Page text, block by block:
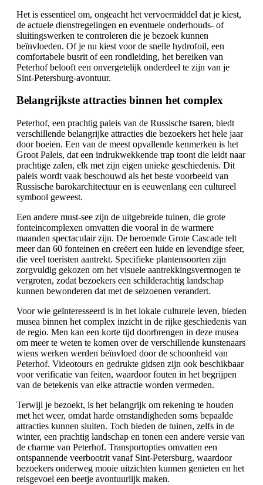
Het is essentieel om, ongeacht het vervoermiddel dat je kiest,
de actuele dienstregelingen en eventuele onderhouds- of
sluitingswerken te controleren die je bezoek kunnen
beïnvloeden. Of je nu kiest voor de snelle hydrofoil, een
comfortabele busrit of een rondleiding, het bereiken van
Peterhof belooft een onvergetelijk onderdeel te zijn van je
Sint-Petersburg-avontuur.
Belangrijkste attracties binnen het complex
Peterhof, een prachtig paleis van de Russische tsaren, biedt
verschillende belangrijke attracties die bezoekers het hele jaar
door boeien. Een van de meest opvallende kenmerken is het
Groot Paleis, dat een indrukwekkende trap toont die leidt naar
prachtige zalen, elk met zijn eigen unieke geschiedenis. Dit
paleis wordt vaak beschouwd als het beste voorbeeld van
Russische barokarchitectuur en is eeuwenlang een cultureel
symbool geweest.
Een andere must-see zijn de uitgebreide tuinen, die grote
fonteincomplexen omvatten die vooral in de warmere
maanden spectaculair zijn. De beroemde Grote Cascade telt
meer dan 60 fonteinen en creëert een luide en levendige sfeer,
die veel toeristen aantrekt. Specifieke plantensoorten zijn
zorgvuldig gekozen om het visuele aantrekkingsvermogen te
vergroten, zodat bezoekers een schilderachtig landschap
kunnen bewonderen dat met de seizoenen verandert.
Voor wie geïnteresseerd is in het lokale culturele leven, bieden
musea binnen het complex inzicht in de rijke geschiedenis van
de regio. Men kan een korte tijd doorbrengen in deze musea
om meer te weten te komen over de verschillende kunstenaars
wiens werken werden beïnvloed door de schoonheid van
Peterhof. Videotours en gedrukte gidsen zijn ook beschikbaar
voor verificatie van feiten, waardoor fouten in het begrijpen
van de betekenis van elke attractie worden vermeden.
Terwijl je bezoekt, is het belangrijk om rekening te houden
met het weer, omdat harde omstandigheden soms bepaalde
attracties kunnen sluiten. Toch bieden de tuinen, zelfs in de
winter, een prachtig landschap en tonen een andere versie van
de charme van Peterhof. Transportopties omvatten een
ontspannende veerbootrit vanaf Sint-Petersburg, waardoor
bezoekers onderweg mooie uitzichten kunnen genieten en het
reisgevoel een beetje avontuurlijk maken.